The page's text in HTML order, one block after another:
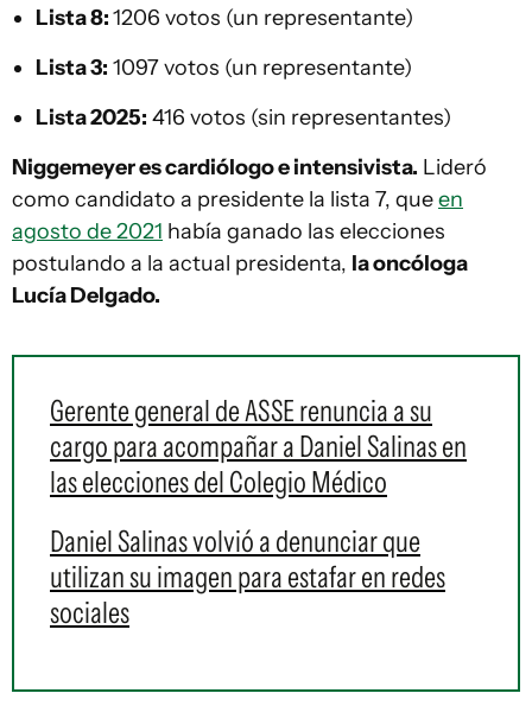
Lista 8:1206 votos (un representante)
Lista 3: 1097 votos (un representante)
Lista 2025: 416 votos (sin representantes)
Niggemeyer es cardiólogo e intensivista. Lideró
como candidato a presidente la lista 7, queen
agosto de 2021 había ganado las elecciones
postulando a la actual presidenta, la oncóloga
Lucía Delgado.
Gerente general de ASSE renuncia a su
cargo para acompañar a Daniel Salinas en
las elecciones del Colegio Médico
Daniel Salinas volvió a denunciar que
utilizan su imagen para estafar en redes
sociales